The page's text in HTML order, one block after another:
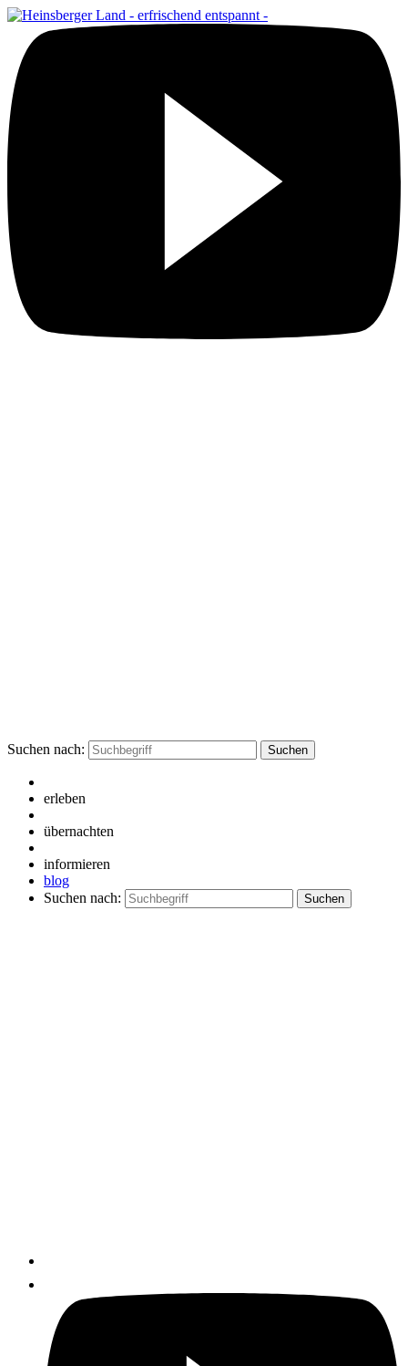
Suchen nach:
erleben
übernachten
informieren
blog
Suchen nach: